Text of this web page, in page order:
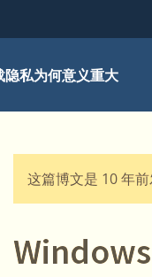
隐私为何意义重大
这篇博文是 10 年前